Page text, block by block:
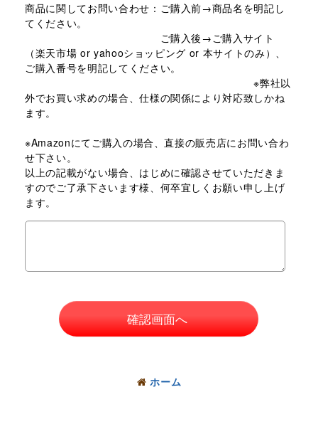
商品に関してお問い合わせ：ご購入前→商品名を明記し
てください。
ご購入後→ご購入サイト
（楽天市場 or yahooショッピング or 本サイトのみ）、
ご購入番号を明記してください。
※弊社以
外でお買い求めの場合、仕様の関係により対応致しかね
ます。
※Amazonにてご購入の場合、直接の販売店にお問い合わ
せ下さい。
以上の記載がない場合、はじめに確認させていただきま
すのでご了承下さいます様、何卒宜しくお願い申し上げ
ます。
確認画面へ
ホーム